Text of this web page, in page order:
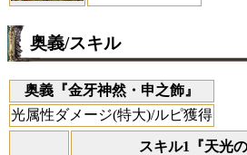
奥義/スキル
奥義『金牙神然・申之飾』
光属性ダメージ(特大)/ルピ獲得
スキル1『天光の